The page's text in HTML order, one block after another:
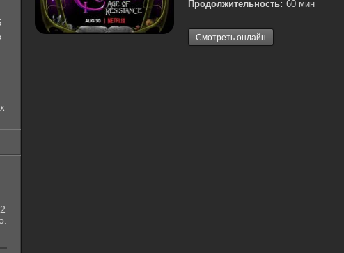
Продолжительность: 60 мин
Смотреть онлайн